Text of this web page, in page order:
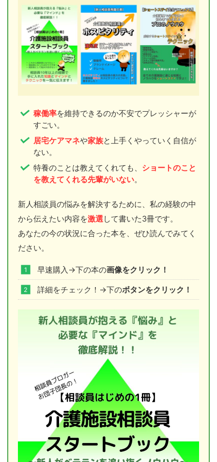
稼働率を維持できるのか不安でプレッシャーが
すごい。
居宅ケアマネや家族と上手くやっていく自信が
ない。
特養のことは教えてくれても、 ショートのこと
を教えてくれる先輩がいない。
新人相談員の悩みを解決するために、私の経験の中
から伝えたい内容を激選して書いた3冊です。
あなたの今の状況に合った本を、ぜひ読んでみてく
ださい。
早速購入→下の本の画像をクリック！
詳細をチェック！→下のボタンをクリック！